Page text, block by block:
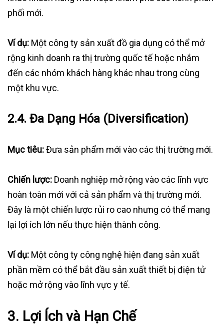
phối mới.
Ví dụ: Một công ty sản xuất đồ gia dụng có thể mở
rộng kinh doanh ra thị trường quốc tế hoặc nhắm
đến các nhóm khách hàng khác nhau trong cùng
một khu vực.
2.4. Đa Dạng Hóa (Diversification)
Mục tiêu:Đưa sản phẩm mới vào các thị trường mới.
Chiến lược: Doanh nghiệp mở rộng vào các lĩnh vực
hoàn toàn mới với cả sản phẩm và thị trường mới.
Đây là một chiến lược rủi ro cao nhưng có thể mang
lại lợi ích lớn nếu thực hiện thành công.
Ví dụ: Một công ty công nghệ hiện đang sản xuất
phần mềm có thể bắt đầu sản xuất thiết bị điện tử
hoặc mở rộng vào lĩnh vực y tế.
3. Lợi Ích và Hạn Chế